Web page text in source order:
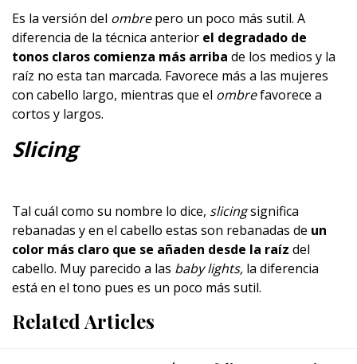
Es la versión del ombrepero un poco más sutil. A
diferencia de la técnica anterior el degradado de
tonos claros comienza más arriba de los medios y la
raíz no esta tan marcada. Favorece más a las mujeres
con cabello largo, mientras que el ombrefavorece a
cortos y largos.
Slicing
Tal cuál como su nombre lo dice, slicingsignifica
rebanadas y en el cabello estas son rebanadas de un
color más claro que se añaden desde la raíz del
cabello. Muy parecido a las baby lights, la diferencia
está en el tono pues es un poco más sutil.
Related Articles